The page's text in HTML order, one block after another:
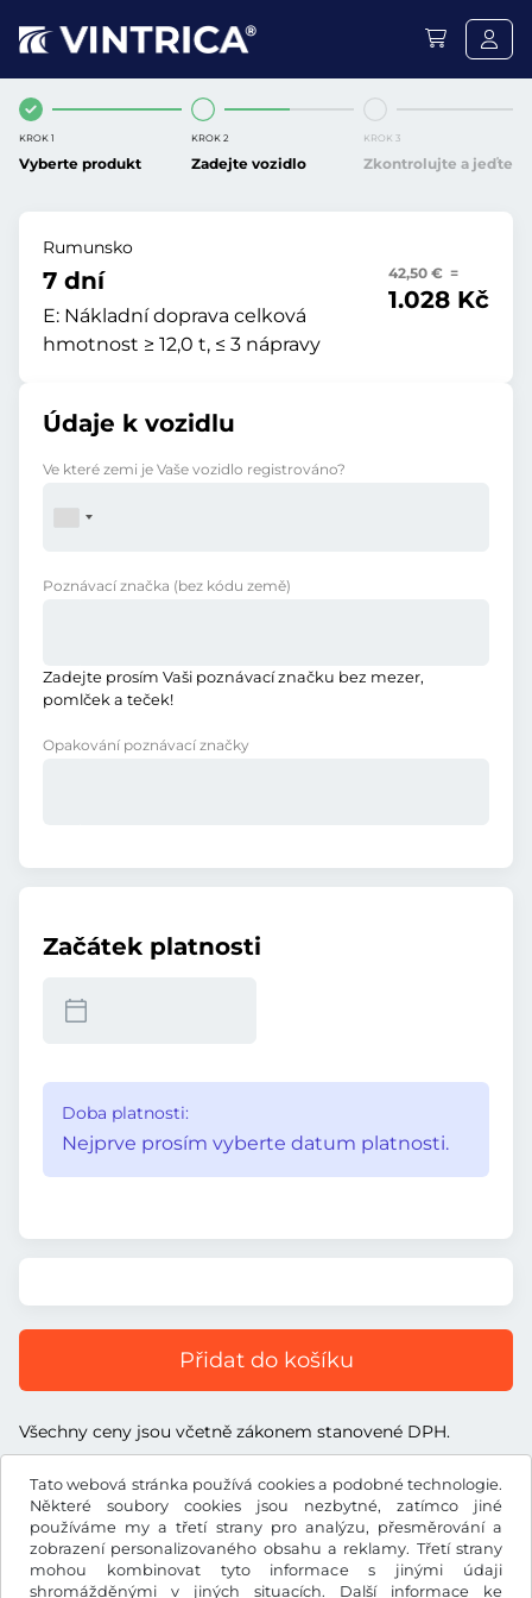
Tato webová stránka používá cookies a podobné technologie.
Některé soubory cookies jsou nezbytné, zatímco jiné
používáme my a třetí strany pro analýzu, přesměrování a
zobrazení personalizovaného obsahu a reklamy. Třetí strany
mohou kombinovat tyto informace s jinými údaji
shromážděnými v jiných situacích. Další informace ke
KROK 1
Vyberte produkt
KROK 2
Zadejte vozidlo
KROK 3
Zkontrolujte a jeďte
Rumunsko
7 dní
E: Nákladní doprava celková
hmotnost ≥ 12,0 t, ≤ 3 nápravy
42,50 € =
1.028 Kč
Údaje k vozidlu
Ve které zemi je Vaše vozidlo registrováno?
Poznávací značka (bez kódu země)
Zadejte prosím Vaši poznávací značku bez mezer,
pomlček a teček!
Opakování poznávací značky
Začátek platnosti
Doba platnosti:
Nejprve prosím vyberte datum platnosti.
Přidat do košíku
Všechny ceny jsou včetně zákonem stanovené DPH.
KčCZK